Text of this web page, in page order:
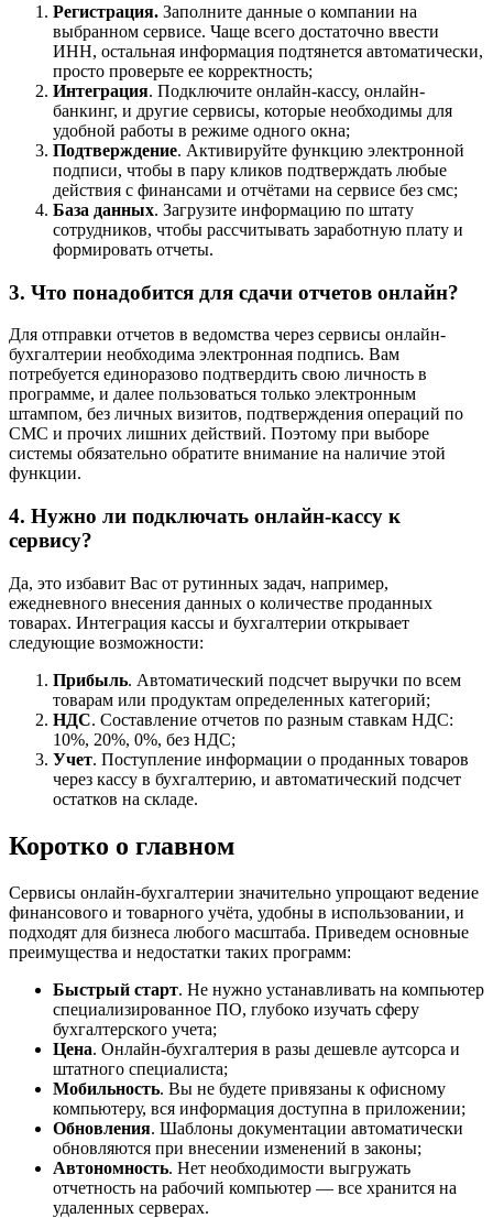
Регистрация. Заполните данные о компании на
выбранном сервисе. Чаще всего достаточно ввести
ИНН, остальная информация подтянется автоматически,
просто проверьте ее корректность;
Интеграция. Подключите онлайн-кассу, онлайн-
банкинг, и другие сервисы, которые необходимы для
удобной работы в режиме одного окна;
Подтверждение. Активируйте функцию электронной
подписи, чтобы в пару кликов подтверждать любые
действия с финансами и отчётами на сервисе без смс;
База данных. Загрузите информацию по штату
сотрудников, чтобы рассчитывать заработную плату и
формировать отчеты.
3. Что понадобится для сдачи отчетов онлайн?
Для отправки отчетов в ведомства через сервисы онлайн-
бухгалтерии необходима электронная подпись. Вам
потребуется единоразово подтвердить свою личность в
программе, и далее пользоваться только электронным
штампом, без личных визитов, подтверждения операций по
СМС и прочих лишних действий. Поэтому при выборе
системы обязательно обратите внимание на наличие этой
функции.
4. Нужно ли подключать онлайн-кассу к
сервису?
Да, это избавит Вас от рутинных задач, например,
ежедневного внесения данных о количестве проданных
товарах. Интеграция кассы и бухгалтерии открывает
следующие возможности:
Прибыль. Автоматический подсчет выручки по всем
товарам или продуктам определенных категорий;
НДС. Составление отчетов по разным ставкам НДС:
10%, 20%, 0%, без НДС;
Учет. Поступление информации о проданных товаров
через кассу в бухгалтерию, и автоматический подсчет
остатков на складе.
Коротко о главном
Сервисы онлайн-бухгалтерии значительно упрощают ведение
финансового и товарного учёта, удобны в использовании, и
подходят для бизнеса любого масштаба. Приведем основные
преимущества и недостатки таких программ:
Быстрый старт. Не нужно устанавливать на компьютер
специализированное ПО, глубоко изучать сферу
бухгалтерского учета;
Цена. Онлайн-бухгалтерия в разы дешевле аутсорса и
штатного специалиста;
Мобильность. Вы не будете привязаны к офисному
компьютеру, вся информация доступна в приложении;
Обновления. Шаблоны документации автоматически
обновляются при внесении изменений в законы;
Автономность. Нет необходимости выгружать
отчетность на рабочий компьютер — все хранится на
удаленных серверах.